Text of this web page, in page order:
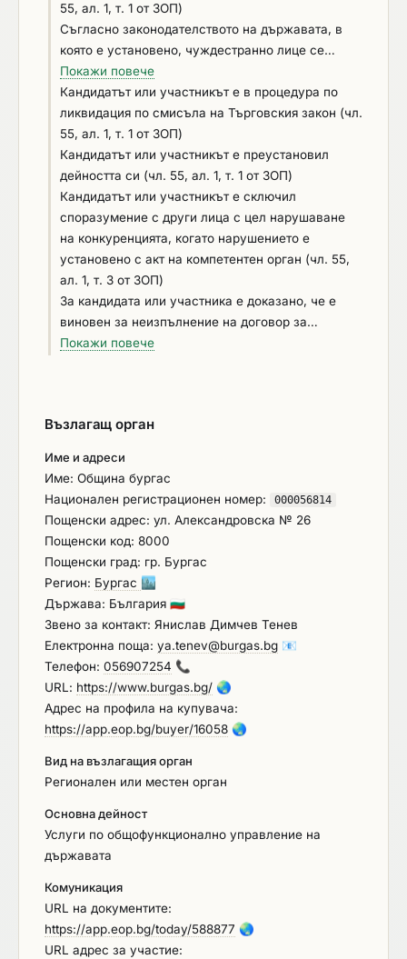
обстоятелство по чл. 3, т. 8 от Закона за
икономическите и финансовите отношения с
дружествата, регистрирани в юрисдикции с
преференциален данъчен режим,
контролираните от тях лица и техните
действителни собственици; обстоятелства по чл.
113 от Закона за Сметната палата; с наложена
санкция по чл. 83а, ал. 5, т. 1 от ЗАНН – временна
забрана за участие в процедури за възлагане на
обществени поръчки
55, ал. 1, т. 1 от ЗОП)
Съгласно законодателството на държавата, в
която е установено, чуждестранно лице се
намира в положение, подобно на: обявен в
несъстоятелност; в производство по
несъстоятелност; в процедура по ликвидация;
сключено извънсъдебно споразумение с
кредиторите; преустановена дейност (чл. 55, ал.
1, т. 1 от ЗОП)
Покажи повече
Кандидатът или участникът е в процедура по
ликвидация по смисъла на Търговския закон (чл.
55, ал. 1, т. 1 от ЗОП)
Кандидатът или участникът е преустановил
дейността си (чл. 55, ал. 1, т. 1 от ЗОП)
Кандидатът или участникът е сключил
споразумение с други лица с цел нарушаване
на конкуренцията, когато нарушението е
установено с акт на компетентен орган (чл. 55,
ал. 1, т. 3 от ЗОП)
За кандидата или участника е доказано, че е
виновен за неизпълнение на договор за
обществена поръчка или на договор за концесия
санкции, с изключение на случаите, когато
стойността или обема на договора (чл. 55, ал. 1,
т. 4 от ЗОП)
Покажи повече
Възлагащ орган
Име и адреси
Име: Община бургас
Национален регистрационен номер:
000056814
Пощенски адрес: ул. Александровска № 26
Пощенски код: 8000
Пощенски град: гр. Бургас
Регион: Бургас 🏙️
Държава: България 🇧🇬
Звено за контакт: Янислав Димчев Тенев
Електронна поща: ya.tenev@burgas.bg 📧
Телефон: 056907254 📞
URL: https://www.burgas.bg/ 🌏
Адрес на профила на купувача:
https://app.eop.bg/buyer/16058 🌏
Вид на възлагащия орган
Регионален или местен орган
Основна дейност
Услуги по общофункционално управление на
държавата
Комуникация
URL на документите:
https://app.eop.bg/today/588877 🌏
URL адрес за участие: